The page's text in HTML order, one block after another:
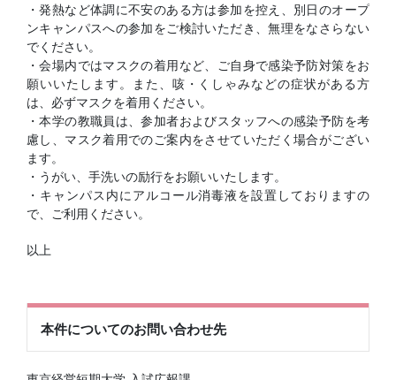
・発熱など体調に不安のある方は参加を控え、別日のオープ
ンキャンパスへの参加をご検討いただき、無理をなさらない
でください。
・会場内ではマスクの着用など、ご自身で感染予防対策をお
願いいたします。また、咳・くしゃみなどの症状がある方
は、必ずマスクを着用ください。
・本学の教職員は、参加者およびスタッフへの感染予防を考
慮し、マスク着用でのご案内をさせていただく場合がござい
ます。
・うがい、手洗いの励行をお願いいたします。
・キャンパス内にアルコール消毒液を設置しておりますの
で、ご利用ください。
以上
本件についてのお問い合わせ先